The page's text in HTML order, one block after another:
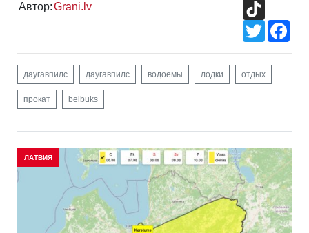
Автор:Grani.lv
Twitter
даугавпилс даугавпилс водоемы лодки отдых
прокат beibuks
ЛАТВИЯ